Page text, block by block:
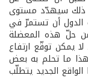
ذلك سيهدّد مستوى
أن تستمرّ في
حلّ هذه المعضلة
يمكن توقّع ارتفاع
ما تحلم به بعض
الجديد يتطلّب